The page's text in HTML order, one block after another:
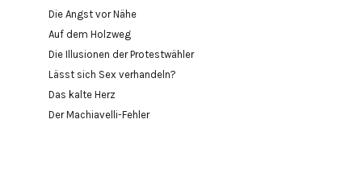
Die Angst vor Nähe
Auf dem Holzweg
Die Illusionen der Protestwähler
Lässt sich Sex verhandeln?
Das kalte Herz
Der Machiavelli-Fehler